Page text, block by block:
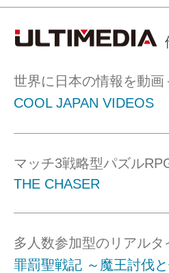
世界に日本の情報を動
COOL JAPAN VIDEOS
マッチ3戦略型パズル
THE CHASER
多人数参加型のリアル
罪罰聖戦記 ～魔王討伐